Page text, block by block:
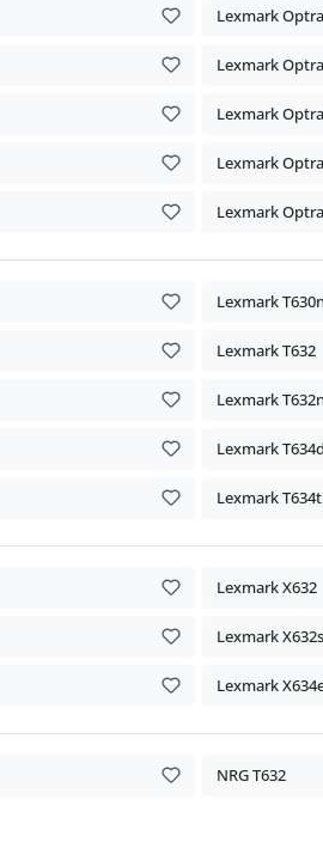
Lexmark
Lexmark
Lexmark
Lexmark
Lexmark
Lexmark T630n
Lexmark T632
Lexmark T632n
Lexmark
Lexmark
Lexmark X632
Lexmark
Lexmark
NRG T632